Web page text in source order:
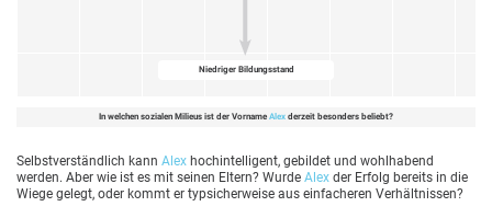
Niedriger Bildungsstand
In welchen sozialen Milieus ist der Vorname Alex derzeit besonders beliebt?
Selbstverständlich kann Alex hochintelligent, gebildet und wohlhabend
werden. Aber wie ist es mit seinen Eltern? Wurde Alex der Erfolg bereits in die
Wiege gelegt, oder kommt er typsicherweise aus einfacheren Verhältnissen?